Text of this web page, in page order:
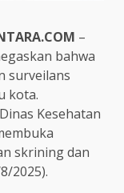
–
bahwa
surveilans
kota.
Kesehatan
skrining dan
2025).